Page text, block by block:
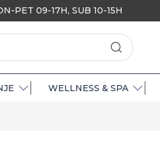
PET 09-17H, SUB 10-15H
WELLNESS & SPA